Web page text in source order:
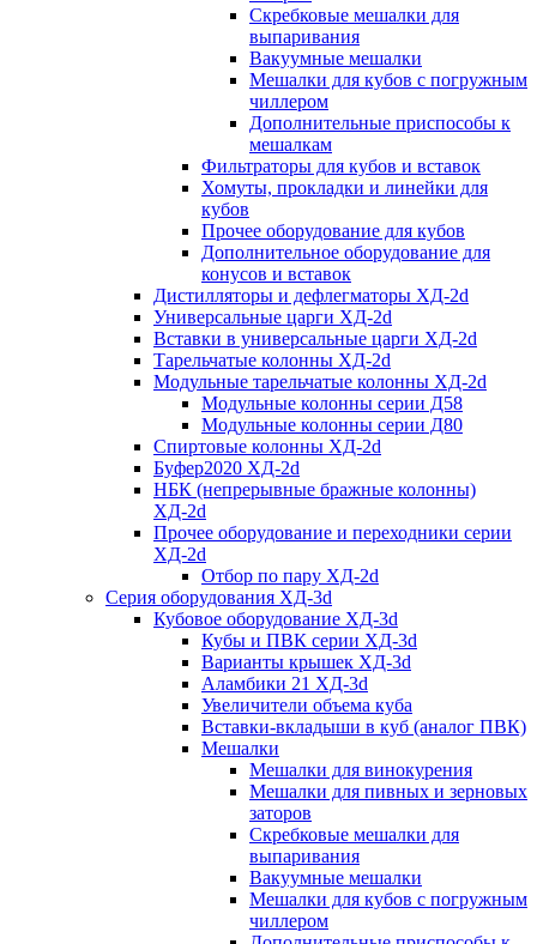
Скребковые мешалки для
выпаривания
Вакуумные мешалки
Мешалки для кубов с погружным
чиллером
Дополнительные приспособы к
мешалкам
Фильтраторы для кубов и вставок
Хомуты, прокладки и линейки для
кубов
Прочее оборудование для кубов
Дополнительное оборудование для
конусов и вставок
Дистилляторы и дефлегматоры ХД-2d
Универсальные царги ХД-2d
Вставки в универсальные царги ХД-2d
Тарельчатые колонны ХД-2d
Модульные тарельчатые колонны ХД-2d
Модульные колонны серии Д58
Модульные колонны серии Д80
Спиртовые колонны ХД-2d
Буфер2020 ХД-2d
НБК (непрерывные бражные колонны)
ХД-2d
Прочее оборудование и переходники серии
ХД-2d
Отбор по пару ХД-2d
Серия оборудования ХД-3d
Кубовое оборудование ХД-3d
Кубы и ПВК серии ХД-3d
Варианты крышек ХД-3d
Аламбики 21 ХД-3d
Увеличители объема куба
Вставки-вкладыши в куб (аналог ПВК)
Мешалки
Мешалки для винокурения
Мешалки для пивных и зерновых
заторов
Скребковые мешалки для
выпаривания
Вакуумные мешалки
Мешалки для кубов с погружным
чиллером